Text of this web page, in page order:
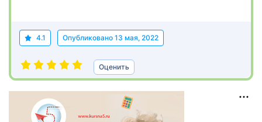
4.1 Опубликовано 13 мая, 2022
Оценить